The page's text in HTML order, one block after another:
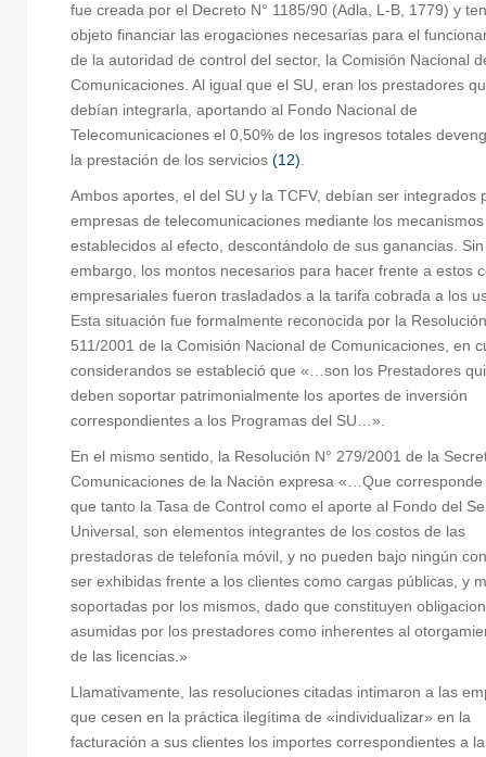
fue creada por el Decreto N° 1185/90 (Adla, L-B, 1779) y
objeto financiar las erogaciones necesarias para el
de la autoridad de control del sector, la Comisión Nacional
Comunicaciones. Al igual que el SU, eran los prestadores
debían integrarla, aportando al Fondo Nacional de
Telecomunicaciones el 0,50% de los ingresos totales
la prestación de los servicios (12)
Ambos aportes, el del SU y la TCFV, debían ser integrados
empresas de telecomunicaciones mediante los mecanismos
establecidos al efecto, descontándolo de sus ganancias. Sin
embargo, los montos necesarios para hacer frente a estos
empresariales fueron trasladados a la tarifa cobrada a los
Esta situación fue formalmente reconocida por la
511/2001 de la Comisión Nacional de Comunicaciones, en
considerandos se estableció que «…son los Prestadores
deben soportar patrimonialmente los aportes de inversión
correspondientes a los Programas del SU…».
En el mismo sentido, la Resolución N° 279/2001 de la
Comunicaciones de la Nación expresa «…Que corresponde
que tanto la Tasa de Control como el aporte al Fondo del
Universal, son elementos integrantes de los costos de las
prestadoras de telefonía móvil, y no pueden bajo ningún
ser exhibidas frente a los clientes como cargas públicas, y
soportadas por los mismos, dado que constituyen
asumidas por los prestadores como inherentes al
de las licencias.»
Llamativamente, las resoluciones citadas intimaron a las
que cesen en la práctica ilegítima de «individualizar» en la
facturación a sus clientes los importes correspondientes a